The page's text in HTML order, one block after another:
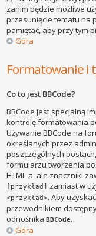
zanim będzie możliwe
przesunięcie tematu na
pamiętać, aby przy tym
Góra
Formatowanie i
Co to jest BBCode?
BBCode jest specjalną
kontrolę formatowania
Używanie BBCode na
określanych przez
poszczególnych
formularzu tworzenia
HTML-a, ale znaczniki
[przykład] zamiast w
<przykład>. Aby
przewodnikiem
odnośnikaBBCode.
Góra